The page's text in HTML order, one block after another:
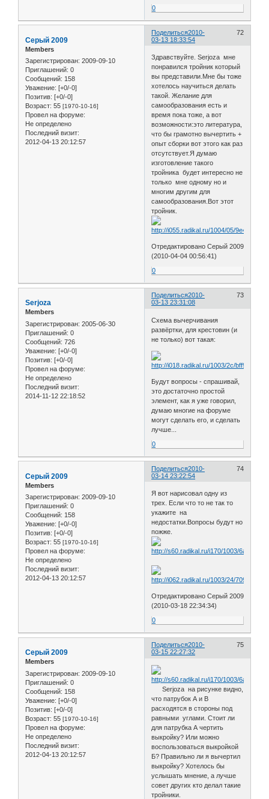
0
Поделиться 72
2010-
03-13 18:33:54
Серый 2009
Members
Зарегистрирован: 2009-09-10
Приглашений: 0
Сообщений: 158
Уважение: [+0/-0]
Позитив: [+0/-0]
Возраст: 55 [1970-10-16]
Провел на форуме:
Не определено
Последний визит:
2012-04-13 20:12:57
Здравствуйте. Serjoza мне
понравился тройник который
вы представили.Мне бы тоже
хотелось научиться делать
такой. Желание для
самообразования есть и
время пока тоже, а вот
возможности:это литература,
что бы грамотно вычертить +
опыт сборки вот этого как раз
отсутствует.Я думаю
изготовление такого
тройника будет интересно не
только мне одному но и
многим другим для
самообразования.Вот этот
тройник.
Отредактировано Серый 2009
(2010-04-04 00:56:41)
0
Поделиться 73
2010-
03-13 23:31:08
Serjoza
Members
Зарегистрирован: 2005-06-30
Приглашений: 0
Сообщений: 726
Уважение: [+0/-0]
Позитив: [+0/-0]
Провел на форуме:
Не определено
Последний визит:
2014-11-12 22:18:52
Схема вычерчивания
развёртки, для крестовин (и
не только) вот такая:
Будут вопросы - спрашивай,
это достаточно простой
элемент, как я уже говорил,
думаю многие на форуме
могут сделать его, и сделать
лучше...
0
Поделиться 74
2010-
03-14 23:22:54
Серый 2009
Members
Зарегистрирован: 2009-09-10
Приглашений: 0
Сообщений: 158
Уважение: [+0/-0]
Позитив: [+0/-0]
Возраст: 55 [1970-10-16]
Провел на форуме:
Не определено
Последний визит:
2012-04-13 20:12:57
Я вот нарисовал одну из
трех. Если что то не так то
укажите на
недостатки.Вопросы будут но
пожже.
Отредактировано Серый 2009
(2010-03-18 22:34:34)
0
Поделиться 75
2010-
03-15 22:27:32
Серый 2009
Members
Зарегистрирован: 2009-09-10
Приглашений: 0
Сообщений: 158
Уважение: [+0/-0]
Позитив: [+0/-0]
Возраст: 55 [1970-10-16]
Провел на форуме:
Не определено
Последний визит:
2012-04-13 20:12:57
Serjoza на рисунке видно,
что патрубок А и В
расходятся в стороны под
равными углами. Стоит ли
для патрубка А чертить
выкройку? Или можно
воспользоваться выкройкой
Б? Правильно ли я вычертил
выкройку? Хотелось бы
услышать мнение, а лучше
совет других кто делал такие
тройники.